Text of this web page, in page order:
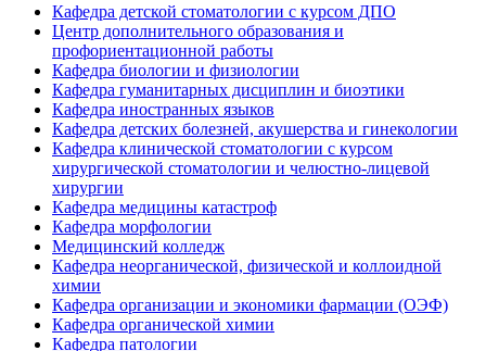
Кафедра детской стоматологии с курсом ДПО
Центр дополнительного образования и
профориентационной работы
Кафедра биологии и физиологии
Кафедра гуманитарных дисциплин и биоэтики
Кафедра иностранных языков
Кафедра детских болезней, акушерства и гинекологии
Кафедра клинической стоматологии с курсом
хирургической стоматологии и челюстно-лицевой
хирургии
Кафедра медицины катастроф
Кафедра морфологии
Медицинский колледж
Кафедра неорганической, физической и коллоидной
химии
Кафедра организации и экономики фармации (ОЭФ)
Кафедра органической химии
Кафедра патологии